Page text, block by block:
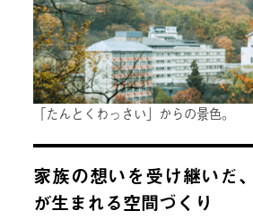
「たんとくわっさい」からの景色。
家族の想いを受け継いだ
が生まれる空間づくり